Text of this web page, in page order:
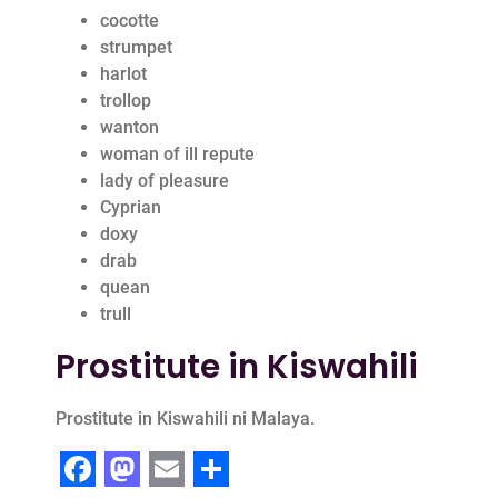
cocotte
strumpet
harlot
trollop
wanton
woman of ill repute
lady of pleasure
Cyprian
doxy
drab
quean
trull
Prostitute in Kiswahili
Prostitute in Kiswahili ni Malaya.